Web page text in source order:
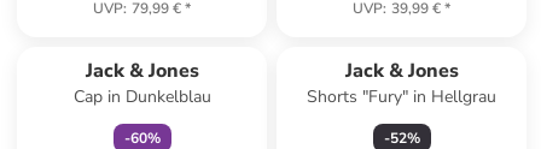
UVP: 79,99 €* UVP: 39,99 €*
Jack & Jones
Cap in Dunkelblau
-60%
Jack & Jones
Shorts "Fury" in Hellgrau
-52%